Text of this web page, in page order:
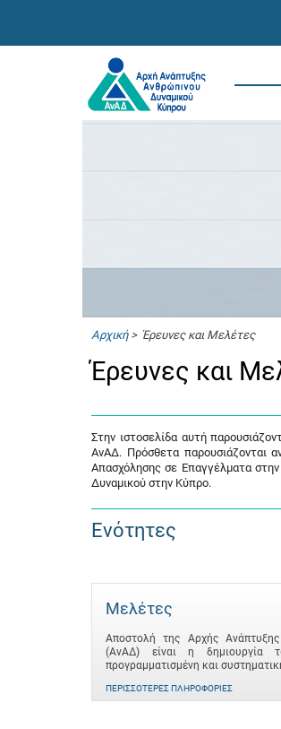
Αρχική> Έρευνες και Μελέτες
Έρευνες και
Στην ιστοσελίδα αυτή
ΑνΑΔ. Πρόσθετα παρουσιάζονται
Απασχόλησης σε Επαγγέλματα
Δυναμικού στην Κύπρο.
Ενότητες
Μελέτες
Αποστολή της Αρχής
(ΑνΑΔ) είναι η δημιουργία
προγραμματισμένη και
ΠΕΡΙΣΣΌΤΕΡΕΣ ΠΛΗΡΟΦΟΡΊΕΣ